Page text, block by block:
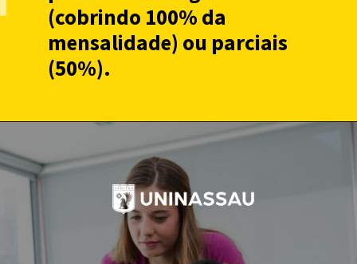
(cobrindo 100% da
mensalidade) ou parciais
(50%).